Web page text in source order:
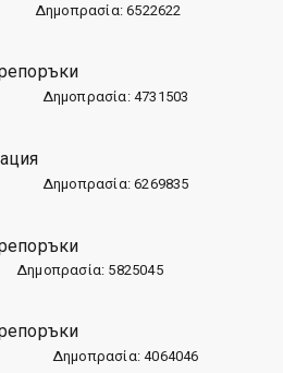
Δημοπρασία: 6522622
Δημοπρασία: 4731503
Δημοπρασία: 6269835
Δημοπρασία: 5825045
Δημοπρασία: 4064046